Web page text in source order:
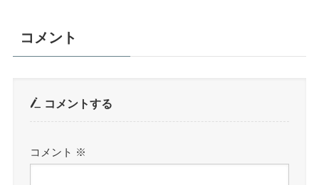
コメント
コメントする
コメント ※